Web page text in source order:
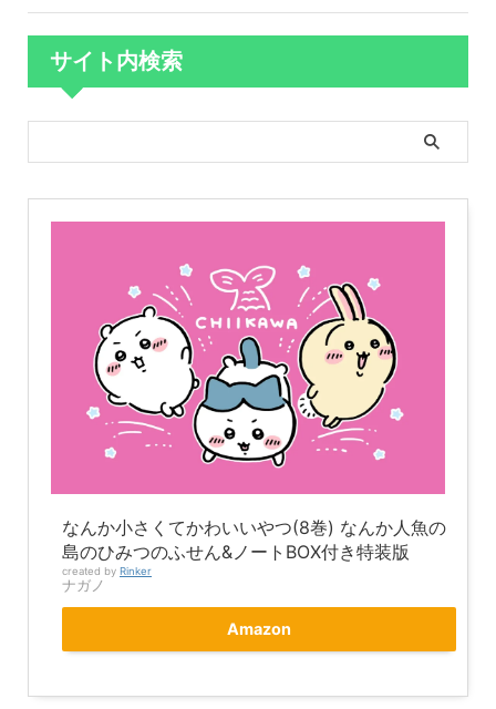
サイト内検索
なんか小さくてかわいいやつ(8巻) なんか人魚の
島のひみつのふせん&ノートBOX付き特装版
created by Rinker
ナガノ
Amazon